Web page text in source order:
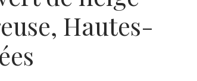
Hautes-